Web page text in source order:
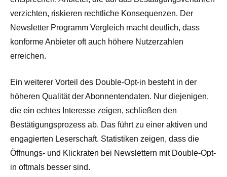
verzichten, riskieren rechtliche Konsequenzen. Der
Newsletter Programm Vergleich macht deutlich, dass
konforme Anbieter oft auch höhere Nutzerzahlen
erreichen.
Ein weiterer Vorteil des Double-Opt-in besteht in der
höheren Qualität der Abonnentendaten. Nur diejenigen,
die ein echtes Interesse zeigen, schließen den
Bestätigungsprozess ab. Das führt zu einer aktiven und
engagierten Leserschaft. Statistiken zeigen, dass die
Öffnungs- und Klickraten bei Newslettern mit Double-Opt-
in oftmals besser sind.